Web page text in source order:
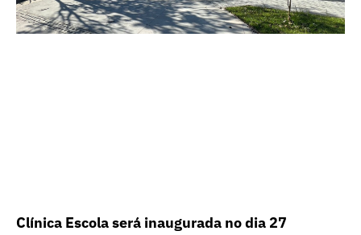
Clínica Escola será inaugurada no dia 27